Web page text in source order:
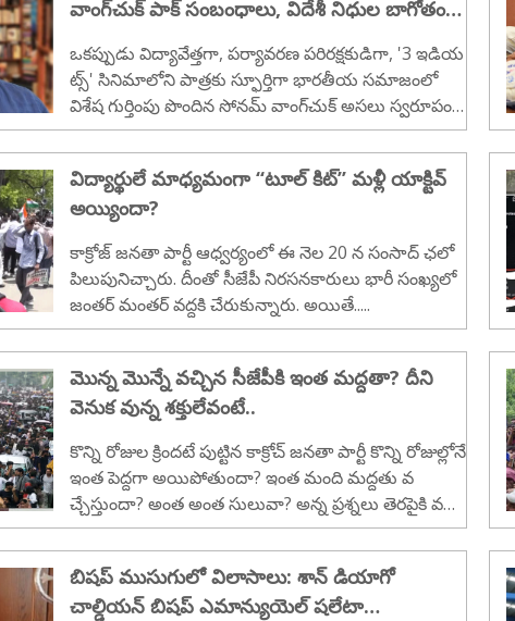
వాంగ్‌చుక్ పాక్ సంబంధాలు, విదేశీ నిధుల బాగోతంపై
ఒకప్పుడు విద్యావేత్తగా, పర్యావరణ పరిరక్షకుడిగా, '3 ఇడియ
ట్స్' సినిమాలోని పాత్రకు స్ఫూర్తిగా భారతీయ సమాజంలో
విశేష గుర్తింపు పొందిన సోనమ్ వాంగ్‌చుక్ అసలు స్వరూపం
ఇప్పుడు దేశం ముందు బట్టబయలైంది. లడఖ్ కేంద్రంగా ఆయ
న సాగించిన సామాజిక, పర్యావరణ ఉద్యమాల వెనుక విదేశీ
శక్తుల హస్తం, దేశ వ్యతిరేక కుట్రలు ఉన్నాయన్న సంచలన
నిజాలు ఒక్కొక్కటిగా వెలుగులోకి వస్తున్నాయి...
విద్యార్థులే మాధ్యమంగా ‘‘టూల్ కిట్’’ మళ్లీ యాక్టివ్
అయ్యిందా?
కాక్రోజ్ జనతా పార్టీ ఆధ్వర్యంలో ఈ నెల 20 న సంసాద్ ఛలో
పిలుపునిచ్చారు. దీంతో సీజేపీ నిరసనకారులు భారీ సంఖ్యలో
జంతర్ మంతర్ వద్దకి చేరుకున్నారు. అయితే.....
మొన్న మొన్నే వచ్చిన సీజేపీకి ఇంత మద్దతా? దీని
వెనుక వున్న శక్తులేవంటే..
కొన్ని రోజుల క్రిందటే పుట్టిన కాక్రోచ్ జనతా పార్టీ కొన్ని రోజుల్లోనే
ఇంత పెద్దగా అయిపోతుందా? ఇంత మంది మద్దతు వ
చ్చేస్తుందా? అంత అంత సులువా? అన్న ప్రశ్నలు తెరపైకి వ
స్తున్నాయి...
బిషప్ ముసుగులో విలాసాలు: శాన్ డియాగో
చాల్డియన్ బిషప్ ఎమాన్యుయెల్ షలేటా